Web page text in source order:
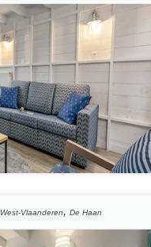
West-Vlaanderen,De Haan